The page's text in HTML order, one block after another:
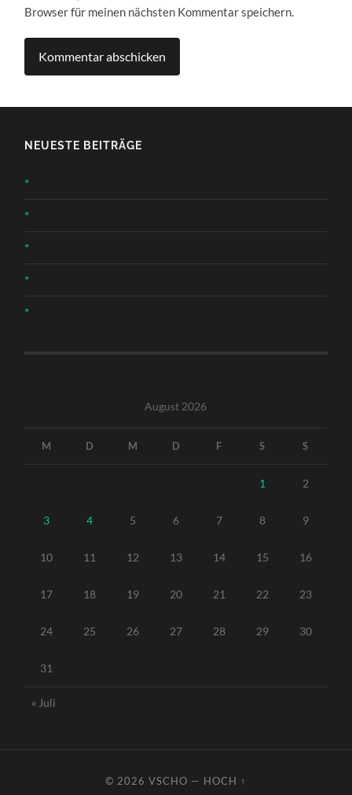
Browser für meinen nächsten Kommentar speichern.
NEUESTE BEITRÄGE
*
*
*
*
*
August 2026
M D M D F S S
1 2
3 4 5 6 7 8 9
10 11 12 13 14 15 16
17 18 19 20 21 22 23
24 25 26 27 28 29 30
31
« Juli
© 2026 VSCHO — HOCH ↑